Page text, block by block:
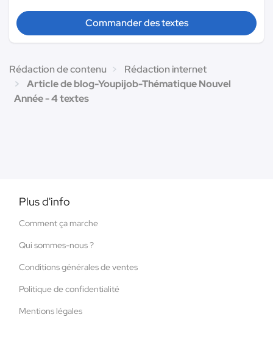
Commander des textes
Rédaction de contenu
Rédaction internet
Article de blog-Youpijob-Thématique Nouvel
Année - 4 textes
Plus d'info
Comment ça marche
Qui sommes-nous ?
Conditions générales de ventes
Politique de confidentialité
Mentions légales